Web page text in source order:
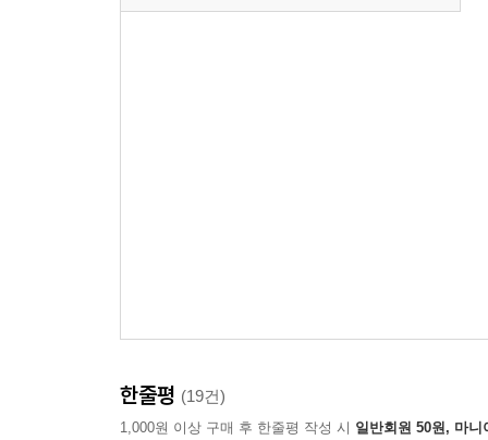
한줄평 (19건)
1,000원 이상 구매 후 한줄평 작성 시 일반회원 50원, 마니